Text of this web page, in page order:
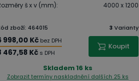
š x v (mm): 4000 x 1200
zboží: 464015 3 Varianty
998,00 Kč bez DPH
467,58 Kč s DPH
Koupit
Skladem16 ks
Zobrazit termíny naskladnění dalších 25 ks